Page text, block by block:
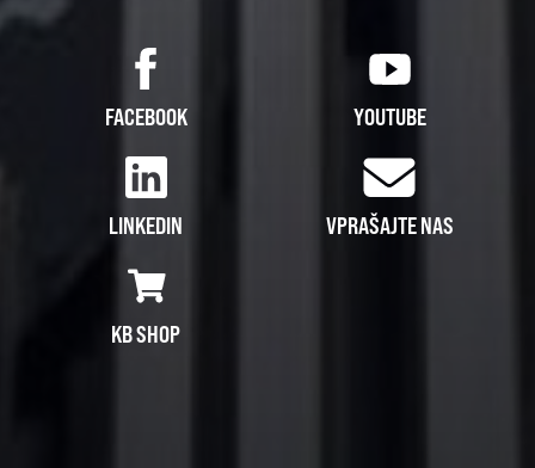
FACEBOOK YOUTUBE
LINKEDIN VPRAŠAJTE NAS
KB SHOP